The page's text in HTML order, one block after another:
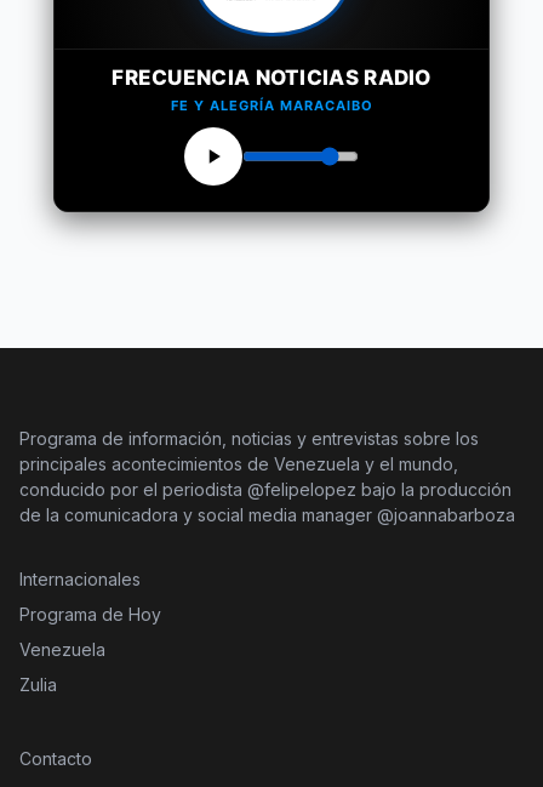
FRECUENCIA NOTICIAS RADIO
FE Y ALEGRÍA MARACAIBO
Programa de información, noticias y entrevistas sobre los
principales acontecimientos de Venezuela y el mundo,
conducido por el periodista @felipelopez bajo la producción
de la comunicadora y social media manager @joannabarboza
Internacionales
Programa de Hoy
Venezuela
Zulia
Contacto